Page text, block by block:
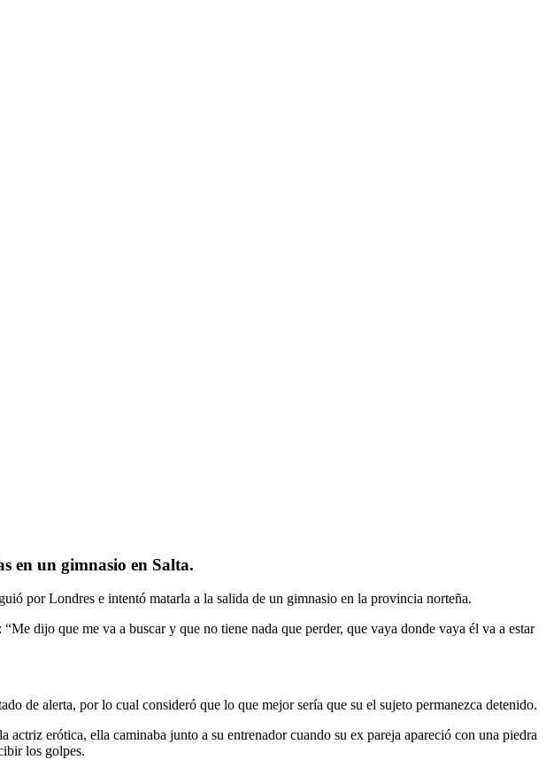
en un gimnasio en Salta.
por Londres e intentó matarla a la salida de un gimnasio en la provincia norteña.
dijo que me va a buscar y que no tiene nada que perder, que vaya donde vaya él va a estar
de alerta, por lo cual consideró que lo que mejor sería que su el sujeto permanezca detenido.
erótica, ella caminaba junto a su entrenador cuando su ex pareja apareció con una piedra
los golpes.